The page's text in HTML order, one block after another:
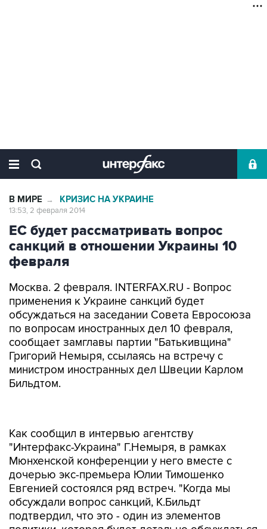
В МИРЕ → КРИЗИС НА УКРАИНЕ
13:53, 2 февраля 2014
ЕС будет рассматривать вопрос
санкций в отношении Украины 10
февраля
Москва. 2 февраля. INTERFAX.RU - Вопрос
применения к Украине санкций будет
обсуждаться на заседании Совета Евросоюза
по вопросам иностранных дел 10 февраля,
сообщает замглавы партии "Батькивщина"
Григорий Немыря, ссылаясь на встречу с
министром иностранных дел Швеции Карлом
Бильдтом.
Мюнхенской конференции у него вместе с
дочерью экс-премьера Юлии Тимошенко
Евгенией состоялся ряд встреч. "Когда мы
обсуждали вопрос санкций, К.Бильдт
подтвердил, что это - один из элементов
политики, которая будет детально обсуждаться
10 февраля на заседании Совета ЕС по